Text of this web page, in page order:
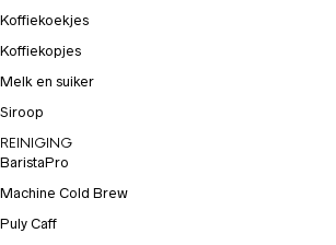
Koffiekoekjes
Koffiekopjes
Melk en suiker
Siroop
REINIGING
BaristaPro
Machine Cold Brew
Puly Caff